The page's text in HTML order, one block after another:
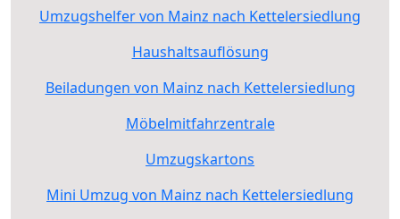
Umzugshelfer von Mainz nach Kettelersiedlung
Haushaltsauflösung
Beiladungen von Mainz nach Kettelersiedlung
Möbelmitfahrzentrale
Umzugskartons
Mini Umzug von Mainz nach Kettelersiedlung